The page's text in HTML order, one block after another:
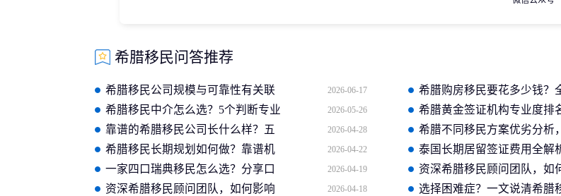
希腊移民问答推荐
希腊移民公司规模与可靠性有关联
吗？大数据告诉你答案
2026-06-17
希腊购房移民要花多少钱？
费用明细清单
希腊移民中介怎么选？5个判断专业
性的核心标准
2026-05-26
希腊黄金签证机构专业度排
业公认的标杆有哪些？
靠谱的希腊移民公司长什么样？五
大标准缺一不可
2026-04-28
希腊不同移民方案优劣分析
人士教你如何取舍
希腊移民长期规划如何做？靠谱机
构提供十年身份设计
2026-04-22
泰国长期居留签证费用全解
透明机构都有哪些？
一家四口瑞典移民怎么选？分享口
碑载道的优质机构服务清单
2026-04-19
资深希腊移民顾问团队，如
你的申请成功率？
资深希腊移民顾问团队，如何影响
2026-04-18
选择困难症？一文说清希腊